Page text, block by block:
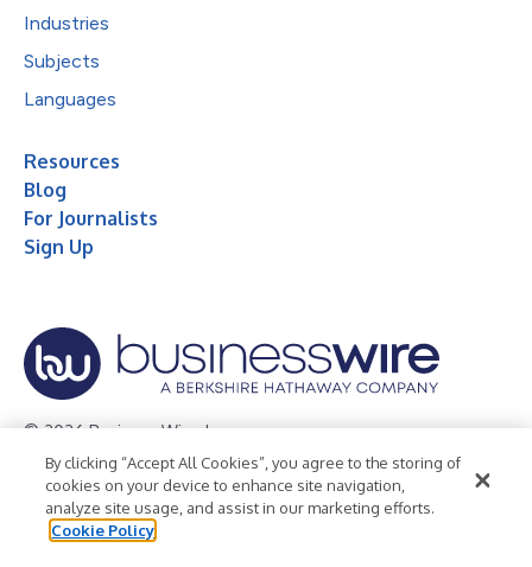
Industries
Subjects
Languages
Resources
Blog
For Journalists
Sign Up
© 2026 Business Wire, Inc.
Privacy Policy Cookie Policy
Accessibility Statement
Terms of Use
Legal
By clicking “Accept All Cookies”, you agree to the storing of
cookies on your device to enhance site navigation,
analyze site usage, and assist in our marketing efforts.
Cookie Policy